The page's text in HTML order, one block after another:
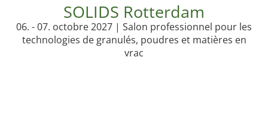
SOLIDS Rotterdam
06. - 07. octobre 2027 | Salon professionnel pour les
technologies de granulés, poudres et matières en
vrac